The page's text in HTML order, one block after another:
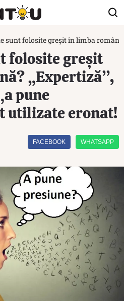
sunt folosite greșit în limba
folosite greșit
„Expertiză”,
pune
utilizate eronat!
FACEBOOK WHATSAPP